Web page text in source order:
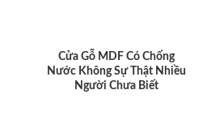
Cửa Gỗ MDF Có Chống
Nước Không Sự Thật Nhiều
Người Chưa Biết